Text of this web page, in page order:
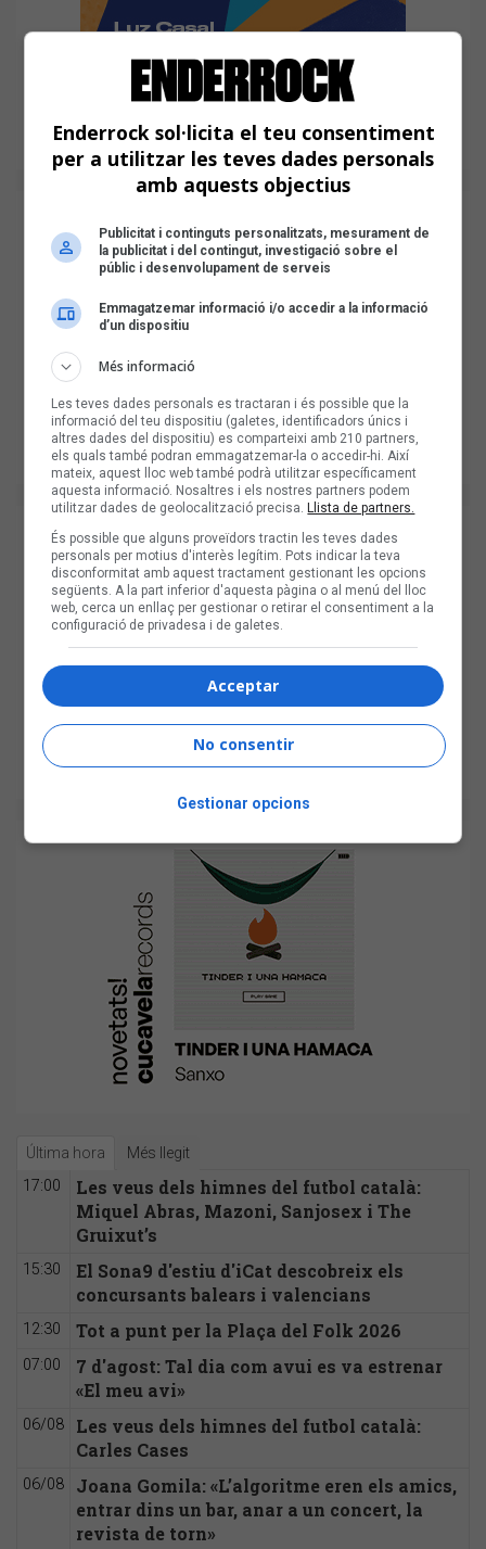
Última hora Més llegit
17:00
Les veus dels himnes del futbol català:
Miquel Abras, Mazoni, Sanjosex i The
Gruixut’s
15:30
El Sona9 d'estiu d'iCat descobreix els
concursants balears i valencians
12:30 Tot a punt per la Plaça del Folk 2026
07:00
7 d'agost: Tal dia com avui es va estrenar
«El meu avi»
06/08
Les veus dels himnes del futbol català:
Carles Cases
06/08
Joana Gomila: «L’algoritme eren els amics,
entrar dins un bar, anar a un concert, la
revista de torn»
Enderrock sol·licita el teu consentiment
per a utilitzar les teves dades personals
amb aquests objectius
Publicitat i continguts personalitzats, mesurament de
la publicitat i del contingut, investigació sobre el
públic i desenvolupament de serveis
Emmagatzemar informació i/o accedir a la informació
d’un dispositiu
Més informació
Les teves dades personals es tractaran i és possible que la
informació del teu dispositiu (galetes, identificadors únics i
altres dades del dispositiu) es comparteixi amb 210 partners,
els quals també podran emmagatzemar-la o accedir-hi. Així
mateix, aquest lloc web també podrà utilitzar específicament
aquesta informació. Nosaltres i els nostres partners podem
utilitzar dades de geolocalització precisa.Llista de partners.
És possible que alguns proveïdors tractin les teves dades
personals per motius d'interès legítim. Pots indicar la teva
disconformitat amb aquest tractament gestionant les opcions
següents. A la part inferior d'aquesta pàgina o al menú del lloc
web, cerca un enllaç per gestionar o retirar el consentiment a la
configuració de privadesa i de galetes.
Acceptar
No consentir
Gestionar opcions